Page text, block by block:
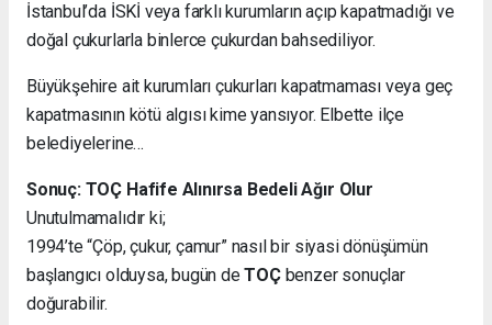
İstanbul’da İSKİ veya farklı kurumların açıp kapatmadığı ve
doğal çukurlarla binlerce çukurdan bahsediliyor.
Büyükşehire ait kurumları çukurları kapatmaması veya geç
kapatmasının kötü algısı kime yansıyor. Elbette ilçe
belediyelerine…
Sonuç: TOÇ Hafife Alınırsa Bedeli Ağır Olur
Unutulmamalıdır ki;
1994’te “Çöp, çukur, çamur” nasıl bir siyasi dönüşümün
başlangıcı olduysa, bugün deTOÇbenzer sonuçlar
doğurabilir.